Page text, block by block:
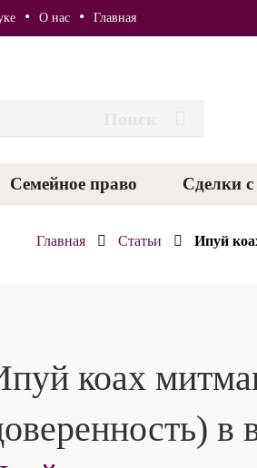
Главная
О нас
Сделки
Семейное право
Главная Статьи Ипуй
коах
в